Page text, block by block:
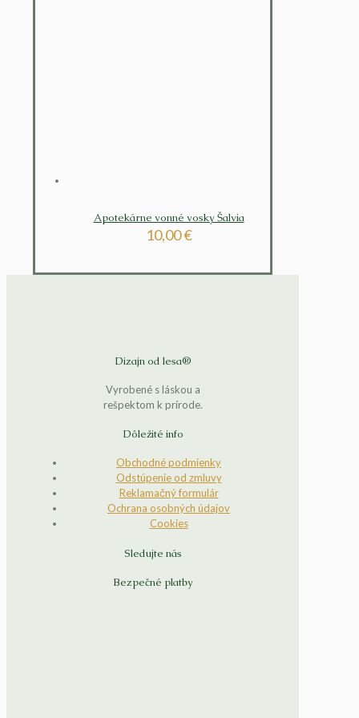
Apotekárne vonné vosky Šalvia
10,00€
Dizajn od lesa®
Vyrobené s láskou a
rešpektom k prírode.
Dôležité info
Obchodné podmienky
Odstúpenie od zmluvy
Reklamačný formulár
Ochrana osobných údajov
Cookies
Sledujte nás
Bezpečné platby